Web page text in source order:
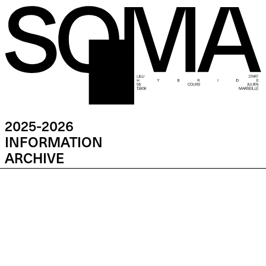
2025-2026
INFORMATION
ARCHIVE